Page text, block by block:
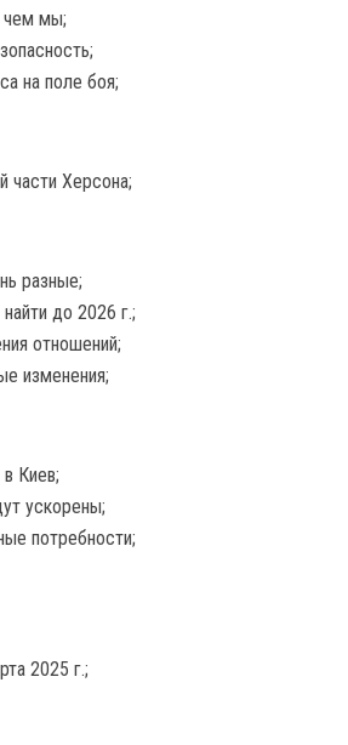
чем мы;
на поле боя;
части Херсона;
разные;
до 2026 г.;
отношений;
изменения;
Киев;
ускорены;
потребности;
2025 г.;